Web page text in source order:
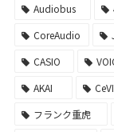
Audiobus
CoreAudio
CASIO
AKAI
フランク重虎